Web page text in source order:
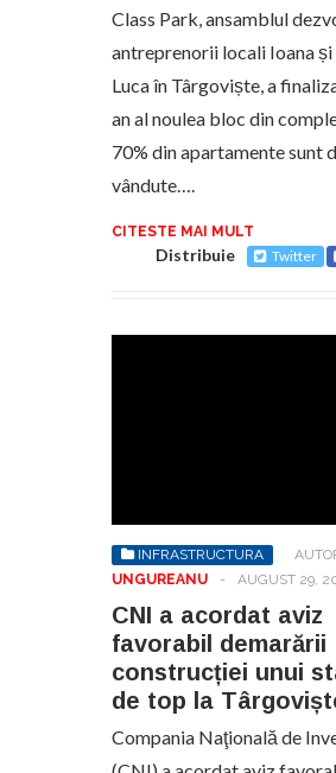
Class Park, ansamblul
antreprenorii locali Ioana și
Luca în Târgoviște, a
an al noulea bloc din
70% din apartamente sunt
vândute….
CITESTE MAI MULT
Distribuie Twitter
INFRASTRUCTURA
UNGUREANU
- AUGUST 29,
CNI a acordat aviz
favorabil demarării
construcției unui
de top la
Compania Naţională de